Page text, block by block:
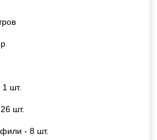
шт.
шт.
- 8 шт.